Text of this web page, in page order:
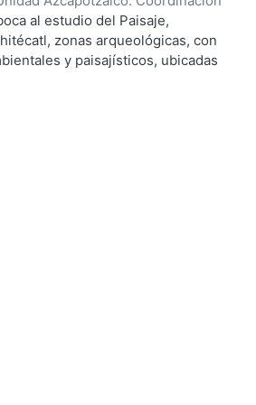
María Teresa
al estudio del Paisaje,
zonas arqueológicas, con
y paisajísticos, ubicadas